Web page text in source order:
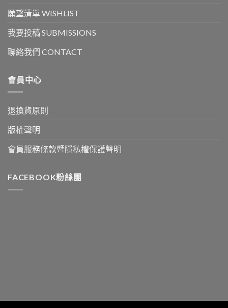
願望清單 WISHLIST
我要投稿 SUBMISSIONS
聯絡我們 CONTACT
會員中心
退換貨原則
版權聲明
會員服務條款暨隱私權保護聲明
FACEBOOK粉絲團